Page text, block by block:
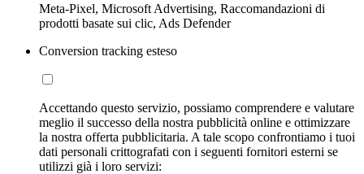
Meta-Pixel, Microsoft Advertising, Raccomandazioni di
prodotti basate sui clic, Ads Defender
Conversion tracking esteso
Accettando questo servizio, possiamo comprendere e valutare
meglio il successo della nostra pubblicità online e ottimizzare
la nostra offerta pubblicitaria. A tale scopo confrontiamo i tuoi
dati personali crittografati con i seguenti fornitori esterni se
utilizzi già i loro servizi: